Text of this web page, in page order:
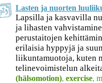
Lasten ja nuorten
Lapsilla ja kasvavilla
ja lihasten
perustaitojen
erilaisia hyppyjä ja
liikuntamuotoja, kuten
telinevoimistelun
(hälsomotion), exercise,